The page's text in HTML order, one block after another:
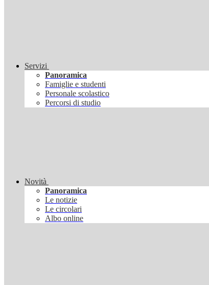
Servizi
Panoramica
Famiglie e studenti
Personale scolastico
Percorsi di studio
Novità
Panoramica
Le notizie
Le circolari
Albo online